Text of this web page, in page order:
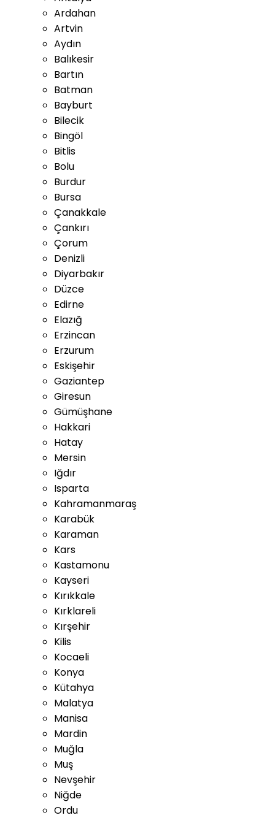
Ardahan
Artvin
Aydın
Balıkesir
Bartın
Batman
Bayburt
Bilecik
Bingöl
Bitlis
Bolu
Burdur
Bursa
Çanakkale
Çankırı
Çorum
Denizli
Diyarbakır
Düzce
Edirne
Elazığ
Erzincan
Erzurum
Eskişehir
Gaziantep
Giresun
Gümüşhane
Hakkari
Hatay
Mersin
Iğdır
Isparta
Kahramanmaraş
Karabük
Karaman
Kars
Kastamonu
Kayseri
Kırıkkale
Kırklareli
Kırşehir
Kilis
Kocaeli
Konya
Kütahya
Malatya
Manisa
Mardin
Muğla
Muş
Nevşehir
Niğde
Ordu